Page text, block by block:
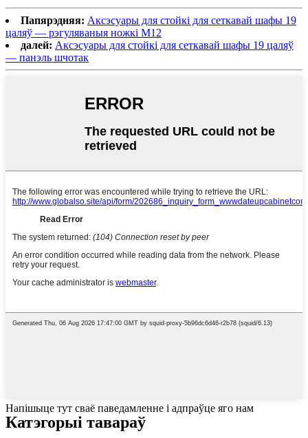
Папярэдняя: Аксэсуары для стойкі для сеткавай шафы 19
цаляў — рэгуляваныя ножкі M12
далей: Аксэсуары для стойкі для сеткавай шафы 19 цаляў
— панэль шчотак
Напішыце тут сваё паведамленне і адпраўце яго нам
Катэгорыі тавараў